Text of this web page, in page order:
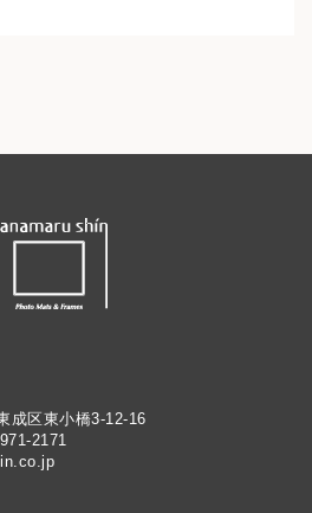
成区東小橋3-12-16
2171